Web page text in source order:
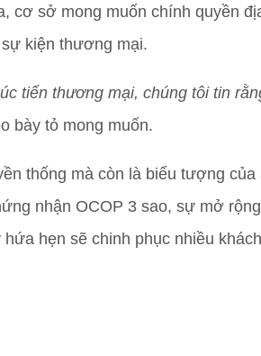
cơ sở mong muốn chính quyền
kiện thương mại.
tiến thương mại, chúng tôi tin
bày tỏ mong muốn.
thống mà còn là biểu tượng
nhận OCOP 3 sao, sự mở
hẹn sẽ chinh phục nhiều